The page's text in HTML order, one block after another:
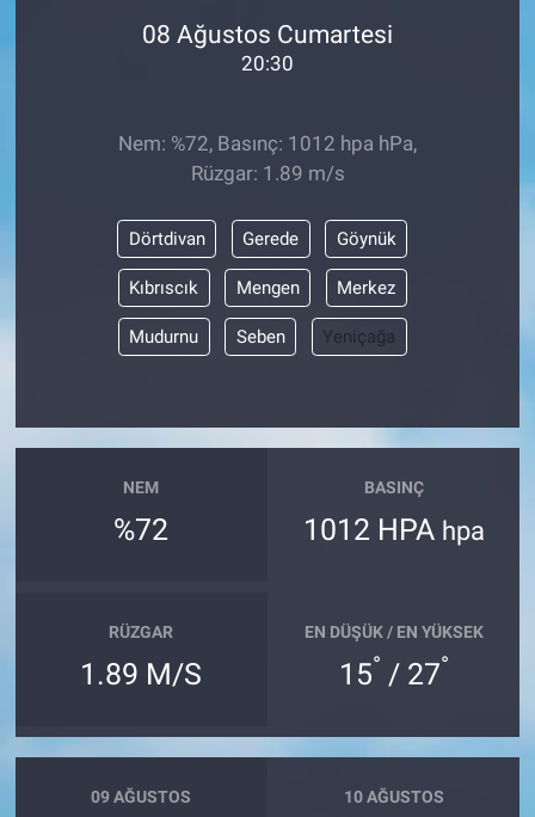
08 Ağustos Cumartesi
20:30
Nem: %72, Basınç: 1012 hpa hPa,
Rüzgar: 1.89 m/s
Dörtdivan Gerede Göynük
Kıbrıscık Mengen Merkez
Mudurnu Seben Yeniçağa
NEM
%72
BASINÇ
1012 HPA hpa
RÜZGAR
1.89 M/S
EN DÜŞÜK / EN YÜKSEK
15° / 27°
09 AĞUSTOS 10 AĞUSTOS